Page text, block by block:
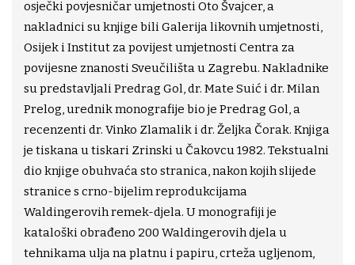
osječki povjesničar umjetnosti Oto Švajcer, a
nakladnici su knjige bili Galerija likovnih umjetnosti,
Osijek i Institut za povijest umjetnosti Centra za
povijesne znanosti Sveučilišta u Zagrebu. Nakladnike
su predstavljali Predrag Gol, dr. Mate Suić i dr. Milan
Prelog, urednik monografije bio je Predrag Gol, a
recenzenti dr. Vinko Zlamalik i dr. Željka Čorak. Knjiga
je tiskana u tiskari Zrinski u Čakovcu 1982. Tekstualni
dio knjige obuhvaća sto stranica, nakon kojih slijede
stranice s crno-bijelim reprodukcijama
Waldingerovih remek-djela. U monografiji je
kataloški obrađeno 200 Waldingerovih djela u
tehnikama ulja na platnu i papiru, crteža ugljenom,